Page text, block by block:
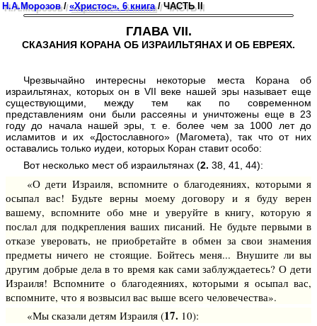
Н.А.Морозов/«Христос». 6 книга/ ЧАСТЬ II
ГЛАВА VII.
СКАЗАНИЯ КОРАНА ОБ ИЗРАИЛЬТЯНАХ И ОБ ЕВРЕЯХ.
Чрезвычайно интересны некоторые места Корана об
израильтянах, которых он в VII веке нашей эры называет еще
существующими, между тем как по современном
представлениям они были рассеяны и уничтожены еще в 23
году до начала нашей эры, т. е. более чем за 1000 лет до
исламитов и их «Достославного» (Магомета), так что от них
оставались только иудеи, которых Коран ставит особо:
Вот несколько мест об израильтянах (2. 38, 41, 44):
«О дети Израиля, вспомните о благодеяниях, которыми я
осыпал вас! Будьте верны моему договору и я буду верен
вашему, вспомните обо мне и уверуйте в книгу, которую я
послал для подкрепления ваших писаний. Не будьте первыми в
отказе уверовать, не приобретайте в обмен за свои знамения
предметы ничего не стоящие. Бойтесь меня... Внушите ли вы
другим добрые дела в то время как сами заблуждаетесь? О дети
Израиля! Вспомните о благодеяниях, которыми я осыпал вас,
вспомните, что я возвысил вас выше всего человечества».
«Мы сказали детям Израиля (17. 10):